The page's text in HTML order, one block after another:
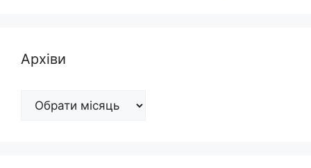
Архіви
Архіви